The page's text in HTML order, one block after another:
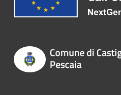
Comune di
Pescaia